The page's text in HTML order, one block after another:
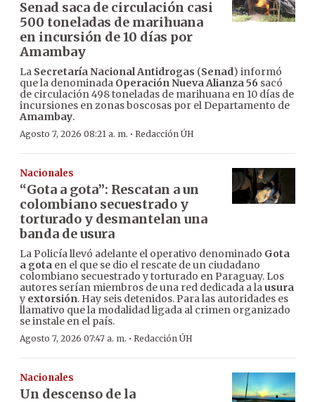
Senad saca de circulación casi
500 toneladas de marihuana
en incursión de 10 días por
Amambay
La Secretaría Nacional Antidrogas (Senad) informó
que la denominada Operación Nueva Alianza 56 sacó
de circulación 498 toneladas de marihuana en 10 días de
incursiones en zonas boscosas por el Departamento de
Amambay.
Agosto 7, 2026 08:21 a. m. · Redacción ÚH
Nacionales
“Gota a gota”: Rescatan a un
colombiano secuestrado y
torturado y desmantelan una
banda de usura
La Policía llevó adelante el operativo denominado Gota
a gota en el que se dio el rescate de un ciudadano
colombiano secuestrado y torturado en Paraguay. Los
autores serían miembros de una red dedicada a lausura
y extorsión. Hay seis detenidos. Para las autoridades es
llamativo que la modalidad ligada al crimen organizado
se instale en el país.
Agosto 7, 2026 07:47 a. m. · Redacción ÚH
Nacionales
Un descenso de la